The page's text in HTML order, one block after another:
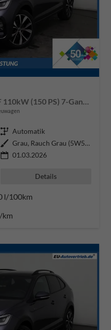
Getriebe Automatik
Außenfarbe
Grau, Rauch Grau (5W5W)
01.03.2026
Details
l/100km
km